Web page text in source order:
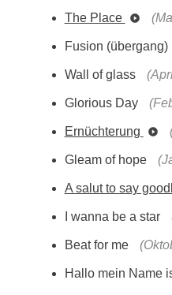
The Place
Fusion (übergang)
Wall of glass
Glorious Day
Ernüchterung
Gleam of hope
A salut to say
I wanna be a star
Beat for me
Hallo mein Name